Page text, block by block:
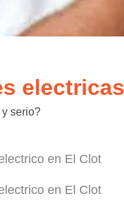
serio?